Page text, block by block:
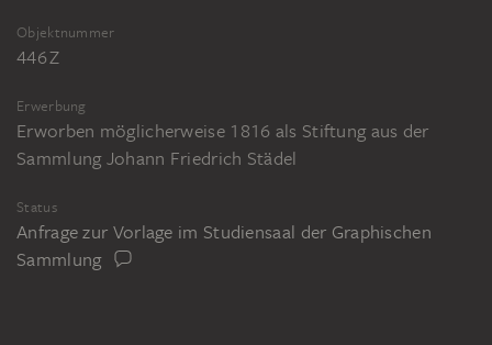
Objektnummer
446 Z
Erwerbung
Erworben möglicherweise 1816 als Stiftung aus der
Sammlung Johann Friedrich Städel
Status
Anfrage zur Vorlage im Studiensaal der Graphischen
Sammlung